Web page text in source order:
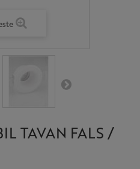
TAVAN FALS /